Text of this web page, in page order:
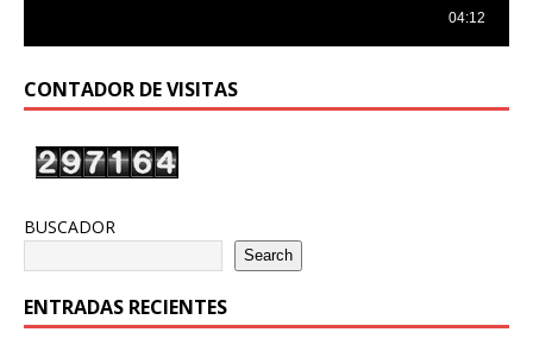
CONTADOR DE VISITAS
BUSCADOR
Search
ENTRADAS RECIENTES